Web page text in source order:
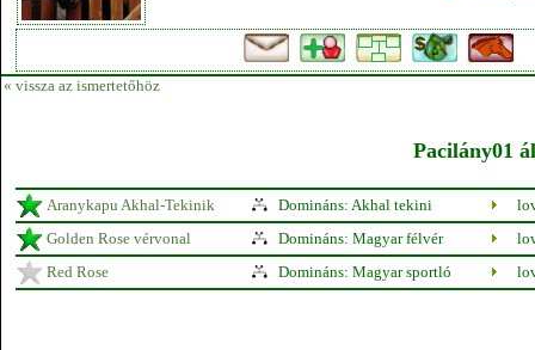
« vissza az ismertetőhöz
Pacilány01
Aranykapu Akhal-Tekinik Domináns: Akhal tekini
Golden Rose vérvonal
Domináns: Magyar félvér
Red Rose
Domináns: Magyar sportló